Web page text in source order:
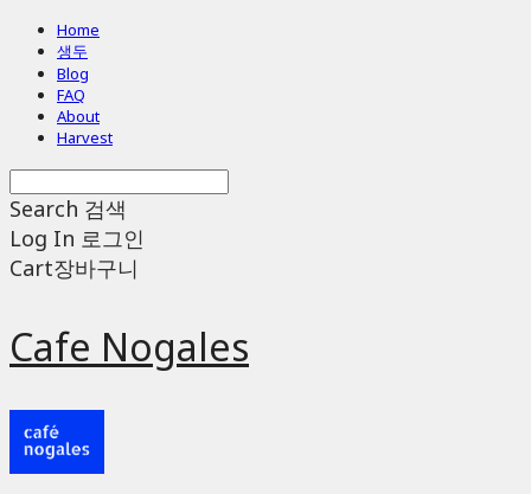
Home
생두
Blog
FAQ
About
Harvest
Search 검색
Log In 로그인
Cart장바구니
Cafe Nogales